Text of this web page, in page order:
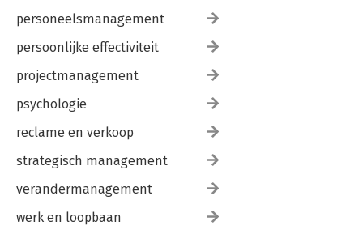
personeelsmanagement
persoonlijke effectiviteit
projectmanagement
psychologie
reclame en verkoop
strategisch management
verandermanagement
werk en loopbaan